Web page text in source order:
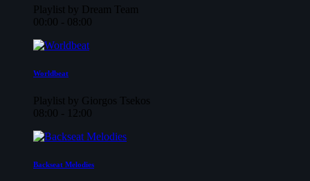
Playlist by Dream Team
00:00 - 08:00
Worldbeat
Playlist by Giorgos Tsekos
08:00 - 12:00
Backseat Melodies